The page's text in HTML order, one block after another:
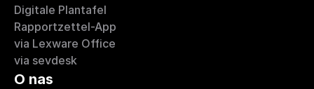
Digitale Plantafel
Rapportzettel-App
via Lexware Office
via sevdesk
O nas